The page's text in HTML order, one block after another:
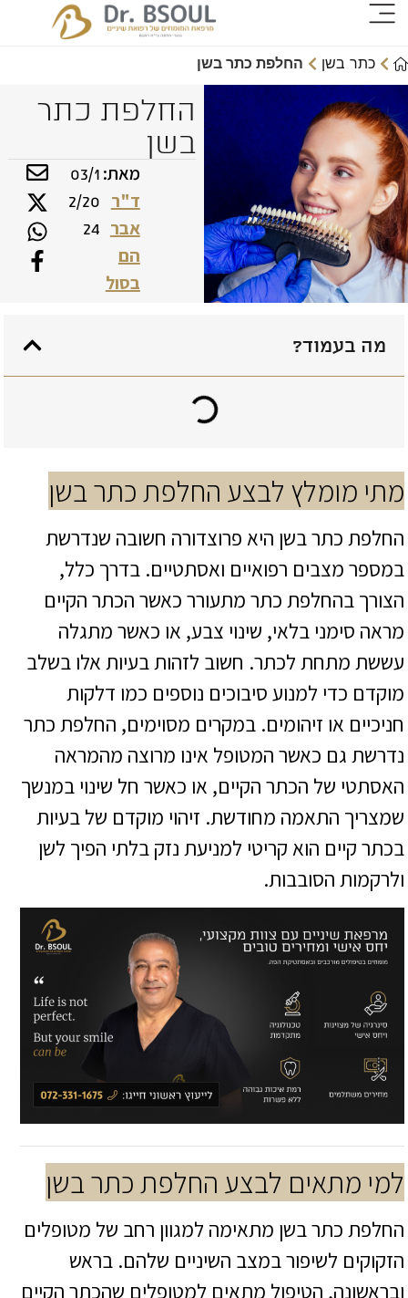
כתר בשן החלפת כתר בשן
החלפת כתר
בשן
מאת:
ד"ר
אבר
הם
בסול
03/1
2/20
24
מתי מומלץ לבצע החלפת כתר בשן
החלפת כתר בשן היא פרוצדורה חשובה שנדרשת
במספר מצבים רפואיים ואסתטיים. בדרך כלל,
הצורך בהחלפת כתר מתעורר כאשר הכתר הקיים
מראה סימני בלאי, שינוי צבע, או כאשר מתגלה
עששת מתחת לכתר. חשוב לזהות בעיות אלו בשלב
מוקדם כדי למנוע סיבוכים נוספים כמו דלקות
חניכיים או זיהומים. במקרים מסוימים, החלפת כתר
נדרשת גם כאשר המטופל אינו מרוצה מהמראה
האסתטי של הכתר הקיים, או כאשר חל שינוי במנשך
שמצריך התאמה מחודשת. זיהוי מוקדם של בעיות
בכתר קיים הוא קריטי למניעת נזק בלתי הפיך לשן
ולרקמות הסובבות.
למי מתאים לבצע החלפת כתר בשן
החלפת כתר בשן מתאימה למגוון רחב של מטופלים
הזקוקים לשיפור במצב השיניים שלהם. בראש
ובראשונה, הטיפול מתאים למטופלים שהכתר הקיים
מה בעמוד?